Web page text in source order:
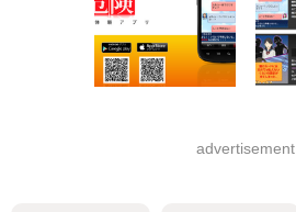
advertisement